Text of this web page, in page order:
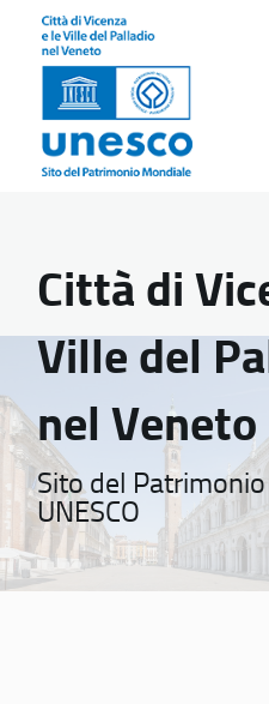
Città di
Ville del
nel Veneto
Sito del
UNESCO